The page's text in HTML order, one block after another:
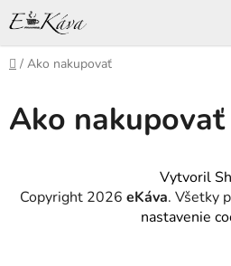
Prejsť
na
obsah
Domov
/ Ako nakupovať
Ako nakupovať
Vytvoril
Copyright 2026 eKáva. Všetky
nastavenie